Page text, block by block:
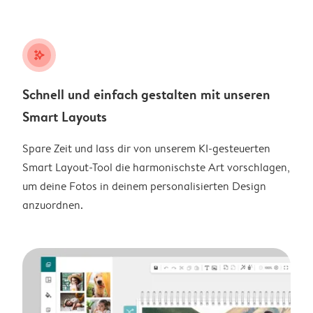
stars_plus
Schnell und einfach gestalten mit unseren
Smart Layouts
Spare Zeit und lass dir von unserem KI-gesteuerten
Smart Layout-Tool die harmonischste Art vorschlagen,
um deine Fotos in deinem personalisierten Design
anzuordnen.